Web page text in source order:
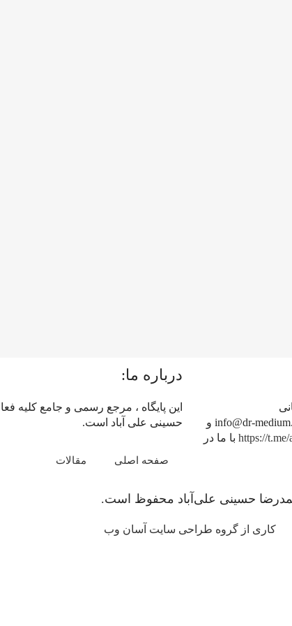
dr.hosseinialiabad@gmail.com و برای همکاری های رسانه ای ، info@dr-medium.ir و
https://t.me/ با ما در
درباره ما:
این پایگاه ، مرجع رسمی و جامع کلیه
حسینی علی آباد است.
صفحه اصلی مقالات
حسینی علی‌آباد محفوظ است.
کاری از گروه طراحی سایت آسان وب